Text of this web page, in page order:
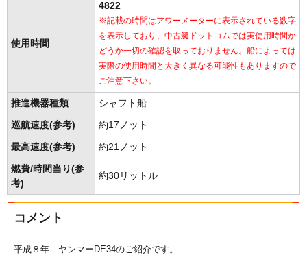
使用時間
4822
※記載の時間はアワーメーターに表示されている数字
を表示しており、中古艇ドットコムでは実使用時間か
どうか一切の確認を取っておりません。船によっては
実際の使用時間と大きく異なる可能性もありますので
ご注意下さい。
推進機器種類 シャフト船
巡航速度(参考) 約17ノット
最高速度(参考) 約21ノット
燃費/時間当り(参
考)
約30リットル
コメント
平成８年 ヤンマーDE34のご紹介です。